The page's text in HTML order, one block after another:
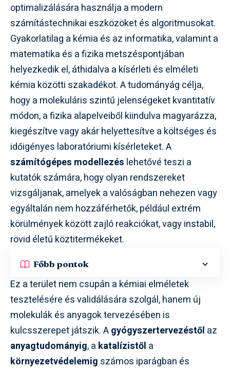
optimalizálására használja a modern
számítástechnikai eszközöket és algoritmusokat.
Gyakorlatilag a kémia és az informatika, valamint a
matematika és a fizika metszéspontjában
helyezkedik el, áthidalva a kísérleti és elméleti
kémia közötti szakadékot. A tudományág célja,
hogy a molekuláris szintű jelenségeket kvantitatív
módon, a fizika alapelveiből kiindulva magyarázza,
kiegészítve vagy akár helyettesítve a költséges és
időigényes laboratóriumi kísérleteket. A
számítógépes modellezés lehetővé teszi a
kutatók számára, hogy olyan rendszereket
vizsgáljanak, amelyek a valóságban nehezen vagy
egyáltalán nem hozzáférhetők, például extrém
körülmények között zajló reakciókat, vagy instabil,
rövid életű köztitermékeket.
Főbb pontok
Ez a terület nem csupán a kémiai elméletek
tesztelésére és validálására szolgál, hanem új
molekulák és anyagok tervezésében is
kulcsszerepet játszik. Agyógyszertervezéstől az
anyagtudományig, a katalízistől a
környezetvédelemig számos iparágban és